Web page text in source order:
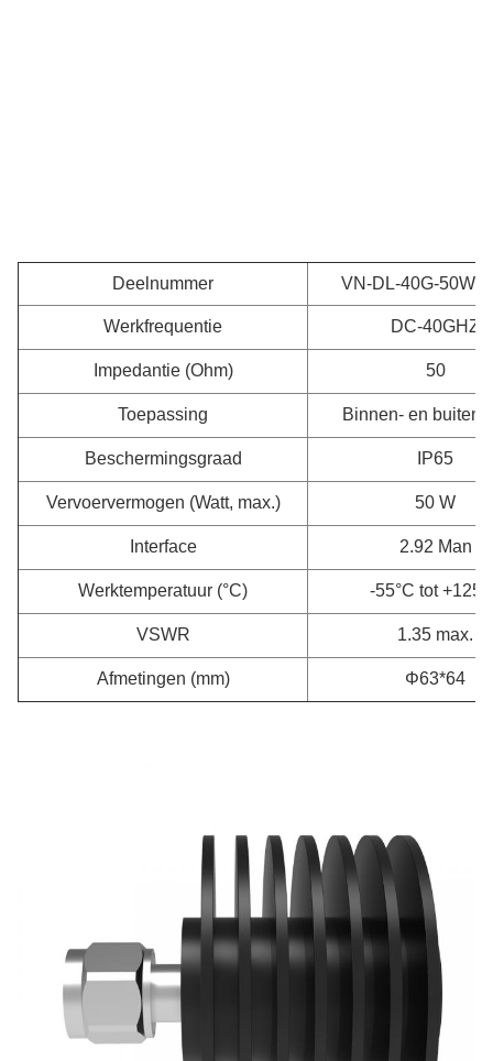
Deelnummer VN-DL-40G-50W-
Werkfrequentie DC-40GHZ
Impedantie (Ohm) 50
Toepassing Binnen- en
Beschermingsgraad IP65
Vervoervermogen (Watt, max.) 50 W
Interface 2.92 Man
Werktemperatuur (°C) -55°C tot
VSWR 1.35 max.
Afmetingen (mm) Φ63*64